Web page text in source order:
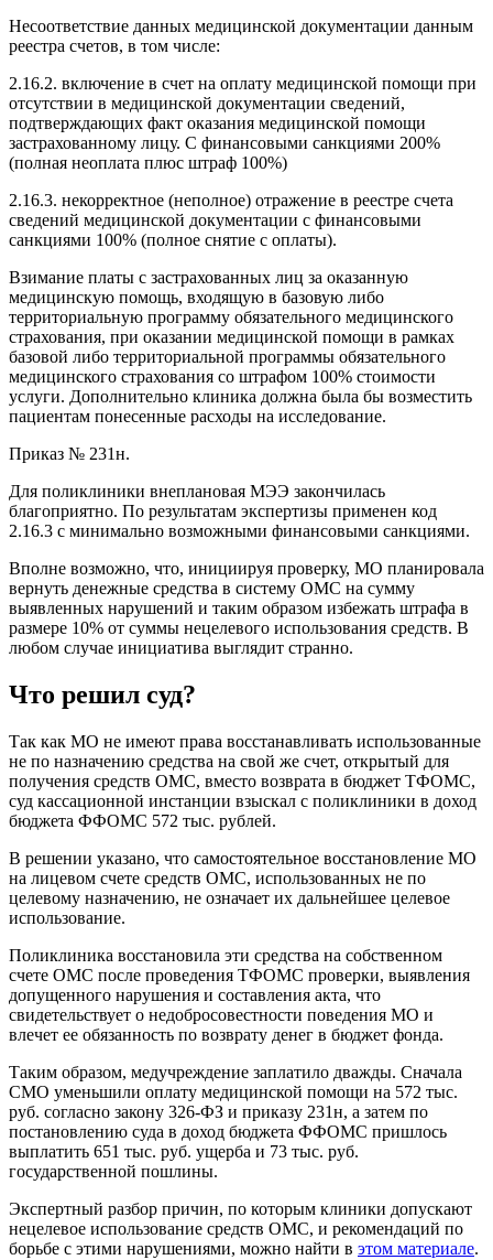
Несоответствие данных медицинской документации данным
реестра счетов, в том числе:
2.16.2. включение в счет на оплату медицинской помощи при
отсутствии в медицинской документации сведений,
подтверждающих факт оказания медицинской помощи
застрахованному лицу. С финансовыми санкциями 200%
(полная неоплата плюс штраф 100%)
2.16.3. некорректное (неполное) отражение в реестре счета
сведений медицинской документации с финансовыми
санкциями 100% (полное снятие с оплаты).
Взимание платы с застрахованных лиц за оказанную
медицинскую помощь, входящую в базовую либо
территориальную программу обязательного медицинского
страхования, при оказании медицинской помощи в рамках
базовой либо территориальной программы обязательного
медицинского страхования со штрафом 100% стоимости
услуги. Дополнительно клиника должна была бы возместить
пациентам понесенные расходы на исследование.
Приказ № 231н.
Для поликлиники внеплановая МЭЭ закончилась
благоприятно. По результатам экспертизы применен код
2.16.3 с минимально возможными финансовыми санкциями.
Вполне возможно, что, инициируя проверку, МО планировала
вернуть денежные средства в систему ОМС на сумму
выявленных нарушений и таким образом избежать штрафа в
размере 10% от суммы нецелевого использования средств. В
любом случае инициатива выглядит странно.
Что решил суд?
Так как МО не имеют права восстанавливать использованные
не по назначению средства на свой же счет, открытый для
получения средств ОМС, вместо возврата в бюджет ТФОМС,
суд кассационной инстанции взыскал с поликлиники в доход
бюджета ФФОМС 572 тыс. рублей.
В решении указано, что самостоятельное восстановление МО
на лицевом счете средств ОМС, использованных не по
целевому назначению, не означает их дальнейшее целевое
использование.
Поликлиника восстановила эти средства на собственном
счете ОМС после проведения ТФОМС проверки, выявления
допущенного нарушения и составления акта, что
свидетельствует о недобросовестности поведения МО и
влечет ее обязанность по возврату денег в бюджет фонда.
Таким образом, медучреждение заплатило дважды. Сначала
СМО уменьшили оплату медицинской помощи на 572 тыс.
руб. согласно закону 326-ФЗ и приказу 231н, а затем по
постановлению суда в доход бюджета ФФОМС пришлось
выплатить 651 тыс. руб. ущерба и 73 тыс. руб.
государственной пошлины.
Экспертный разбор причин, по которым клиники допускают
нецелевое использование средств ОМС, и рекомендаций по
борьбе с этими нарушениями, можно найти в этом материале.